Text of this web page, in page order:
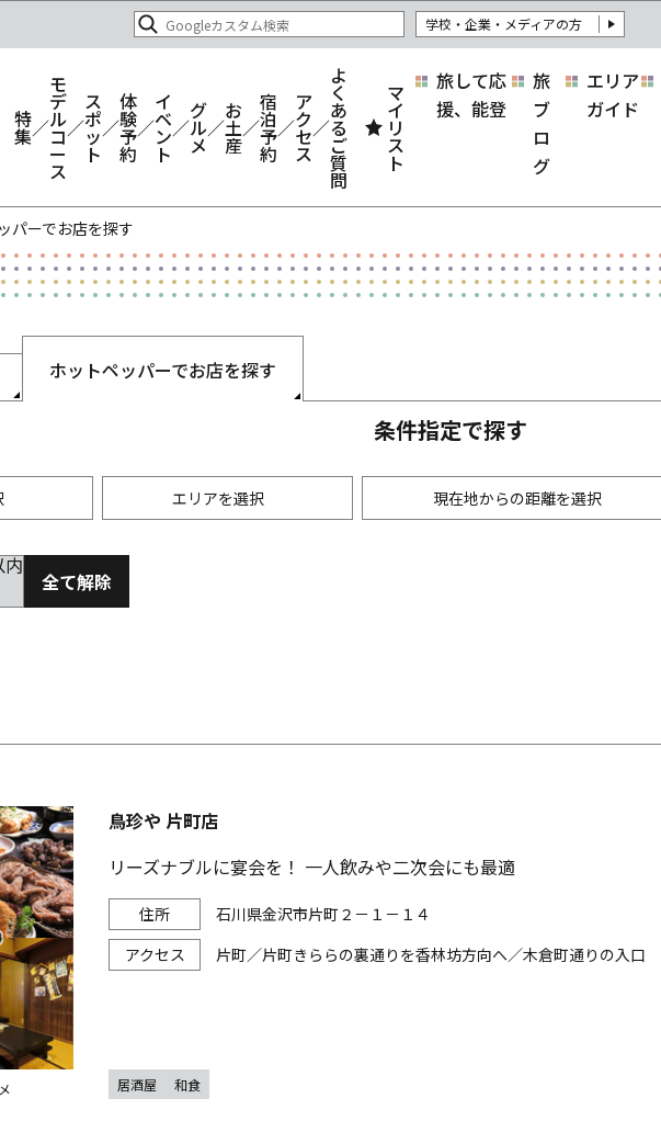
学校・企業・メディアの方
特
集
モ
デ
ル
コ
ー
ス
ス
ポ
ッ
ト
体
験
予
約
イ
ベ
ン
ト
グ
ル
メ
お
土
産
宿
泊
予
約
ア
ク
セ
ス
よ
く
あ
る
ご
質
問
マ
イ
リ
ス
ト
旅して応
援、能登
旅
ブ
ロ
グ
エリア
ガイド
パーでお店を探す
ホットペッパーでお店を探す
条件指定で探す
エリアを選択 現在地からの距離を選択
茶屋周辺)
山・内灘
内
全て解除
鳥珍や 片町店
リーズナブルに宴会を！ 一人飲みや二次会にも最適
石川県金沢市片町２－１－１４
片町／片町きららの裏通りを香林坊方向へ／木倉町通りの入口
居酒屋 和食